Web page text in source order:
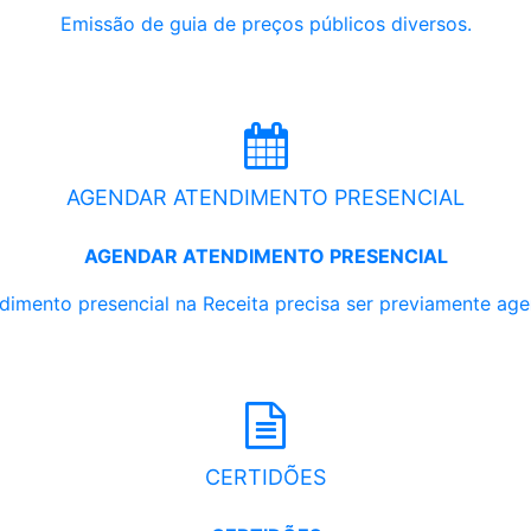
Emissão de guia de preços públicos diversos.
AGENDAR ATENDIMENTO PRESENCIAL
AGENDAR ATENDIMENTO PRESENCIAL
presencial na Receita precisa ser previamente
CERTIDÕES